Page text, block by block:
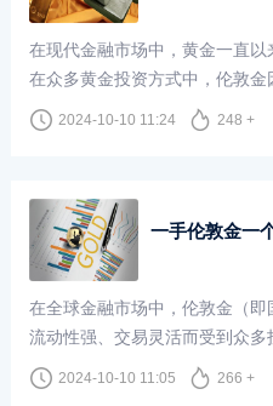
在现代金融市场中，黄金一直
在众多黄金投资方式中，伦敦金
成熟而备受关注。许多投资者
看似轻松赚钱的潜力所吸引。
2024-10-10 11:24 248 +
一手伦敦金一
在全球金融市场中，伦敦金（
流动性强、交易灵活而受到众多
性增加的经济环境中，黄金被
流入。那么，投资者在交易一
2024-10-10 11:05 266 +